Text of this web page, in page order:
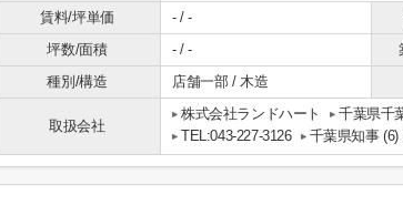
賃料/坪単価 - / -
坪数/面積
- / -
種別/構造
店舗一部 / 木造
取扱会社
株式会社ランドハート
千葉県千
TEL:043-227-3126
千葉県知事 (6)